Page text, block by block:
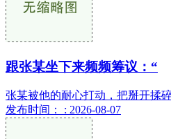
跟张某坐下来频频筹议：“
张某被他的耐心打动，把掰开揉
发布时间： : 2026-08-07